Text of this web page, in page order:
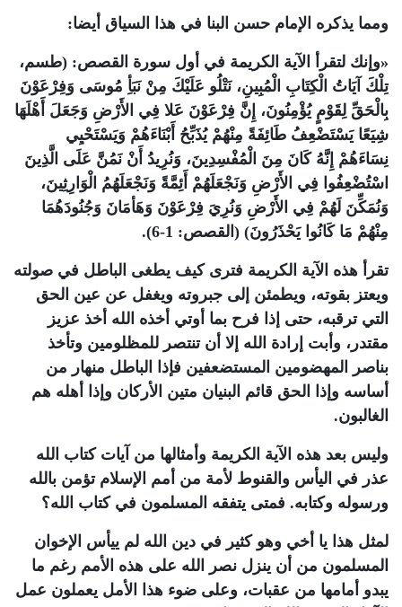
ومما يذكره الإمام حسن البنا في هذا السياق أيضا:
«وإنك لتقرأ الآية الكريمة في أول سورة القصص: (طسم،
تِلْكَ آيَاتُ الْكِتَابِ الْمُبِينِ، نَتْلُو عَلَيْكَ مِنْ نَبَأِ مُوسَى وَفِرْعَوْنَ
بِالْحَقِّ لِقَوْمٍ يُؤْمِنُونَ، إِنَّ فِرْعَوْنَ عَلا فِي الأَرْضِ وَجَعَلَ أَهْلَهَا
شِيَعًا يَسْتَضْعِفُ طَائِفَةً مِنْهُمْ يُذَبِّحُ أَبْنَاءَهُمْ وَيَسْتَحْيِي
نِسَاءَهُمْ إِنَّهُ كَانَ مِنَ الْمُفْسِدِينَ، وَنُرِيدُ أَنْ نَمُنَّ عَلَى الَّذِينَ
اسْتُضْعِفُوا فِي الأَرْضِ وَنَجْعَلَهُمْ أَئِمَّةً وَنَجْعَلَهُمُ الْوَارِثِينَ،
وَنُمَكِّنَ لَهُمْ فِي الأَرْضِ وَنُرِيَ فِرْعَوْنَ وَهَأمَانَ وَجُنُودَهُمَا
مِنْهُمْ مَا كَانُوا يَحْذَرُونَ) (القصص: 1-6).
تقرأ هذه الآية الكريمة فترى كيف يطغى الباطل في صولته
ويعتز بقوته، ويطمئن إلى جبروته ويغفل عن عين الحق
التي ترقبه، حتى إذا فرح بما أوتي أخذه الله أخذ عزيز
مقتدر، وأبت إرادة الله إلا أن تنتصر للمظلومين وتأخذ
بناصر المهضومين المستضعفين فإذا الباطل منهار من
أساسه وإذا الحق قائم البنيان متين الأركان وإذا أهله هم
الغالبون.
وليس بعد هذه الآية الكريمة وأمثالها من آيات كتاب الله
عذر في اليأس والقنوط لأمة من أمم الإسلام تؤمن بالله
ورسوله وكتابه. فمتى يتفقه المسلمون في كتاب الله؟
لمثل هذا يا أخي وهو كثير في دين الله لم ييأس الإخوان
المسلمون من أن ينزل نصر الله على هذه الأمم رغم ما
يبدو أمامها من عقبات، وعلى ضوء هذا الأمل يعملون عمل